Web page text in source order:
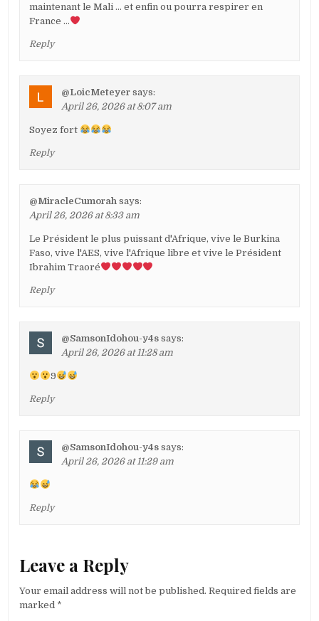
maintenant le Mali … et enfin ou pourra respirer en
France …
Reply
@LoicMeteyer says:
April 26, 2026 at 8:07 am
Soyez fort
Reply
@MiracleCumorah says:
April 26, 2026 at 8:33 am
Le Président le plus puissant d'Afrique, vive le Burkina
Faso, vive l'AES, vive l'Afrique libre et vive le Président
Ibrahim Traoré
Reply
@SamsonIdohou-y4s says:
April 26, 2026 at 11:28 am
9
Reply
@SamsonIdohou-y4s says:
April 26, 2026 at 11:29 am
Reply
Leave a Reply
Your email address will not be published. Required fields are
marked *